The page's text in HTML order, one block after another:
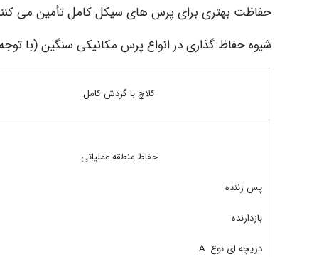
حفاظت بهتری برای پرس های سیکل کامل تأمین می
شیوه حفاظ گذاری در انواع پرس مکانیکی سنگین (با
کلاچ با گردش کامل
حفاظ منطقه عملیاتی
پس زننده
بازدارنده
دریچه ای نوع A